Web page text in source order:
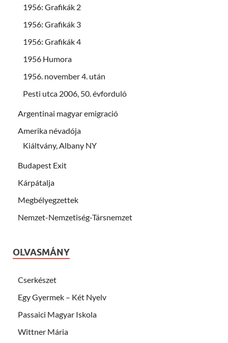
1956: Grafikák 2
1956: Grafikák 3
1956: Grafikák 4
1956 Humora
1956. november 4. után
Pesti utca 2006, 50. évforduló
Argentinai magyar emigració
Amerika névadója
Kiáltvány, Albany NY
Budapest Exit
Kárpátalja
Megbélyegzettek
Nemzet-Nemzetiség-Társnemzet
OLVASMÁNY
Cserkészet
Egy Gyermek – Két Nyelv
Passaici Magyar Iskola
Wittner Mária